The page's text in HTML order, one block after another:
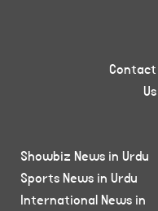
Contact
Us
Showbiz News in Urdu
Sports News in Urdu
International News in